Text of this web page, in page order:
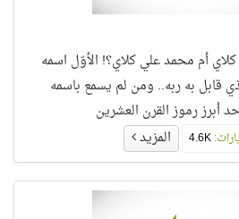
أم محمد علي كلاي؟! الأوّل اسمه
قابل به ربه.. ومن لم يسمع باسمه
أبرز رموز القرن العشرين
المزيد